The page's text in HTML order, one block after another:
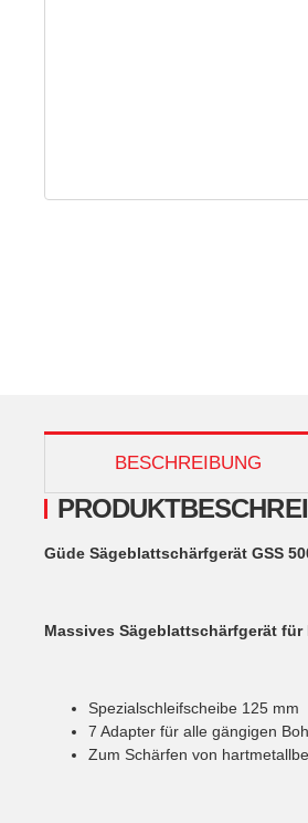
weitere Registerkarten anzeigen
BESCHREIBUNG
Güde Sägeblattschärfgerät GSS
Massives Sägeblattschärfgerät für
Spezialschleifscheibe 125 mm
7 Adapter für alle gängigen
Zum Schärfen von